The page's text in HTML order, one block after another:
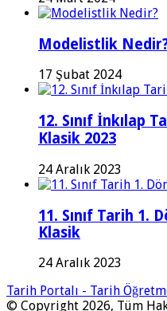
Modelistlik
17 Şubat 2024
12. Sınıf İnkılap
Klasik 2023
24 Aralık 2023
11. Sınıf Tarih 1.
Klasik
24 Aralık 2023
Tarih Portalı - Tarih
© Copyright 2026, Tüm